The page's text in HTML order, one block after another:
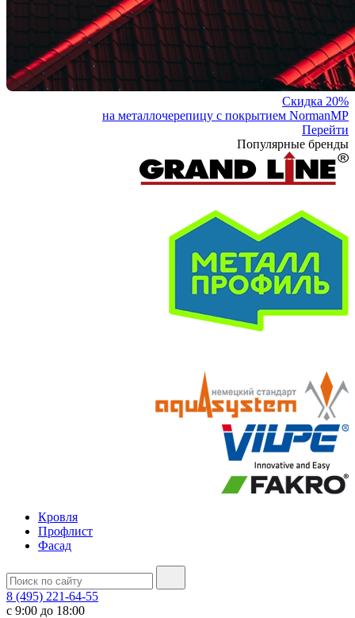
Скидка 20%
на металлочерепицу с покрытием NormanMP
Перейти
Популярные бренды
Кровля
Профлист
Фасад
8 (495) 221-64-55
с 9:00 до 18:00